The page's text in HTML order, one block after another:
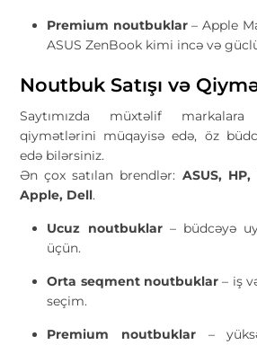
Premium noutbuklar– Apple
ASUS ZenBook kimi incə və
Noutbuk Satışı və
Saytımızda müxtəlif
qiymətlərini müqayisə edə, öz
edə bilərsiniz.
Ən çox satılan brendlər: ASUS,
Apple, Dell.
Ucuz noutbuklar– büdcəyə
üçün.
Orta seqment noutbuklar– iş
seçim.
Premium noutbuklar –